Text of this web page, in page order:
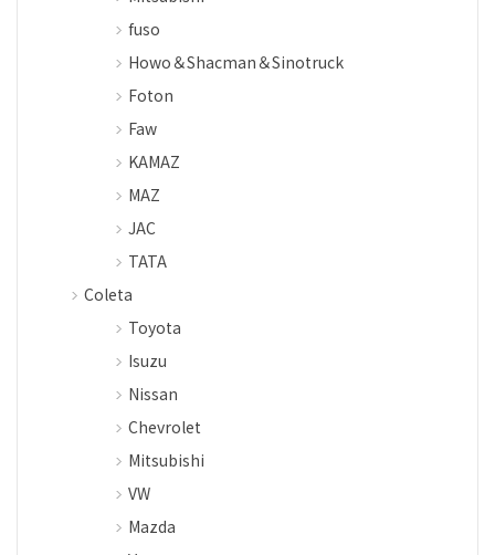
fuso
Howo＆Shacman＆Sinotruck
Foton
Faw
KAMAZ
MAZ
JAC
TATA
Coleta
Toyota
Isuzu
Nissan
Chevrolet
Mitsubishi
VW
Mazda